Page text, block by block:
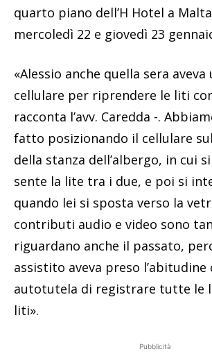
quarto piano dell’H Hotel a
mercoledì 22 e giovedì 23
«Alessio anche quella sera
cellulare per riprendere le liti
racconta l’avv. Caredda -.
fatto posizionando il cellulare
della stanza dell’albergo, in cui
sente la lite tra i due, e poi si
quando lei si sposta verso la
contributi audio e video sono
riguardano anche il passato,
assistito aveva preso l’abitudine
autotutela di registrare tutte le
liti».
Pubblicità